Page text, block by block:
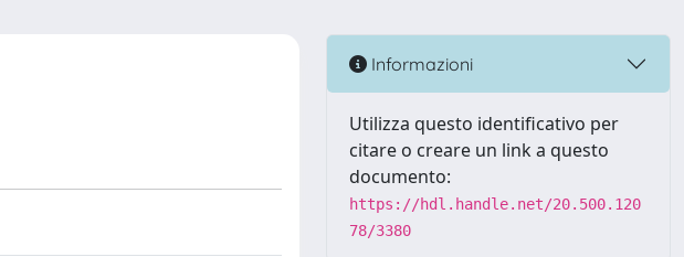
Informazioni
Utilizza questo identificativo per
citare o creare un link a questo
documento:
https://hdl.handle.net/20.500.120
78/3380